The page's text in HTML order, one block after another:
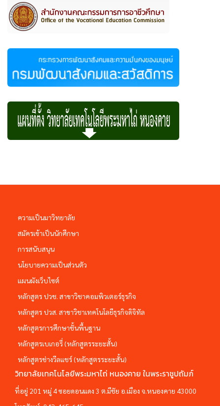
ความเป็นมาวิทยาลัย
สมัครเข้าเป็นนักศึกษา
การสนับสนุน
นโยบายความเป็นส่วนตัว
แผนผังเว็บไซต์
หลักสูตร ปวช. สาขาวิชาคอมพิวเตอร์ธุรกิจ
หลักสูตร ปวส. สาขาวิชาเทคโนโลยีธุรกิจดิจิทัล
หลักสูตรการศึกษาชั้นพื้นฐาน
หลักสูตรเบเกอรี่ (หลักสูตรระยะสั้น)
หลักสูตรช่างวีลแชร์ (หลักสูตรระยะสั้น)
วิทยาลัยเทคโนโลยีพระมหาไถ่ หนองคาย ในพระราชูปถัมภ์
ที่อยู่ 201 หมู่ 4 ซอยดอนแดง 3 ต.มีชัย อ.เมือง จ.หนองคาย 43000